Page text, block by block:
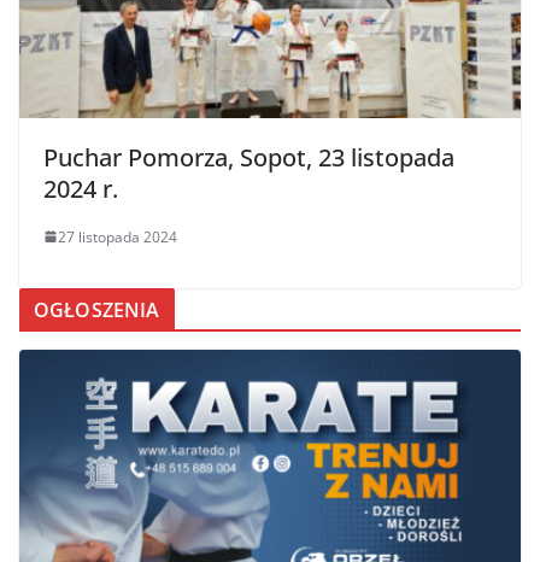
Puchar Pomorza, Sopot, 23 listopada
2024 r.
27 listopada 2024
OGŁOSZENIA